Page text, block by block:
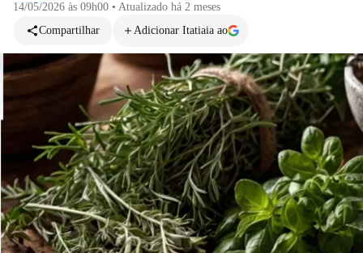
14/05/2026 às 09h00 • Atualizado há 2 meses
Compartilhar
Adicionar Itatiaia ao